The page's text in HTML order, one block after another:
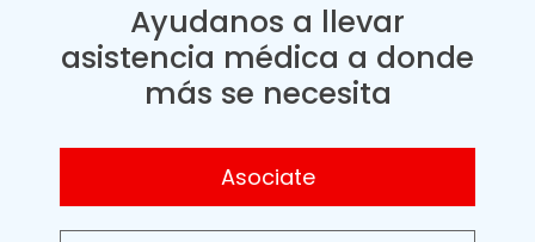
Ayudanos a llevar
asistencia médica a donde
más se necesita
Asociate